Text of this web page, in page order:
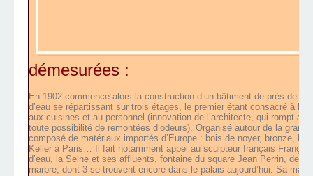
démesurées :
En 1902 commence alors la construction d’un bâtiment de près de
d’eau se répartissant sur trois étages, le premier étant consacré à la
aux cuisines et au personnel (innovation de l’architecte, qui rompt
toute possibilité de remontées d’odeurs). Organisé autour de la
composé de matériaux importés d’Europe : bois de noyer, bronze,
Keller à Paris… Il fait notamment appel au sculpteur français
d’eau, la Seine et ses affluents, fontaine du square Jean Perrin,
marbre, dont 3 se trouvent encore dans le palais aujourd’hui. Sa